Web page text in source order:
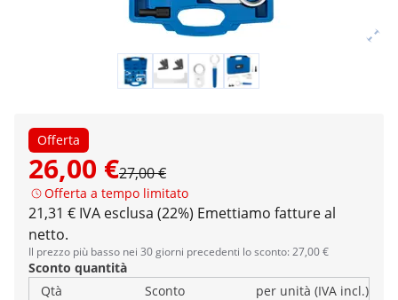
Offerta
26,00 €27,00 €
Offerta a tempo limitato
21,31 € IVA esclusa (22%) Emettiamo fatture al
netto.
Il prezzo più basso nei 30 giorni precedenti lo sconto: 27,00 €
Sconto quantità
Qtà
Sconto
per unità (IVA incl.)